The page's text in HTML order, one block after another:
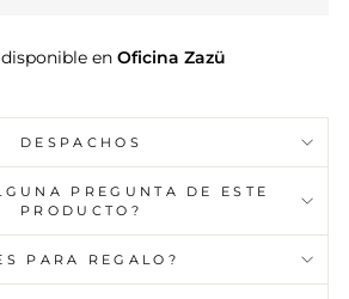
en Oficina Zazü
DESPACHOS
PREGUNTA DE ESTE
PRODUCTO?
PARA REGALO?